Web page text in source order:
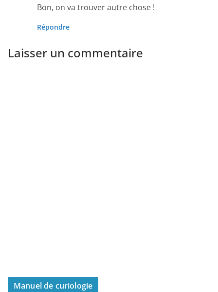
Bon, on va trouver autre chose !
Répondre
Laisser un commentaire
Manuel de curiologie